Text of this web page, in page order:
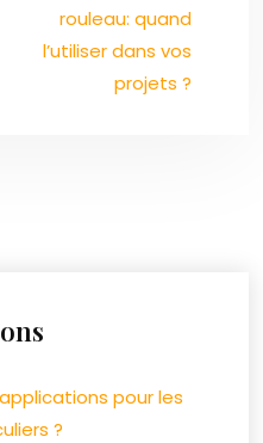
rouleau: quand
l’utiliser dans vos
projets ?
pour les
?